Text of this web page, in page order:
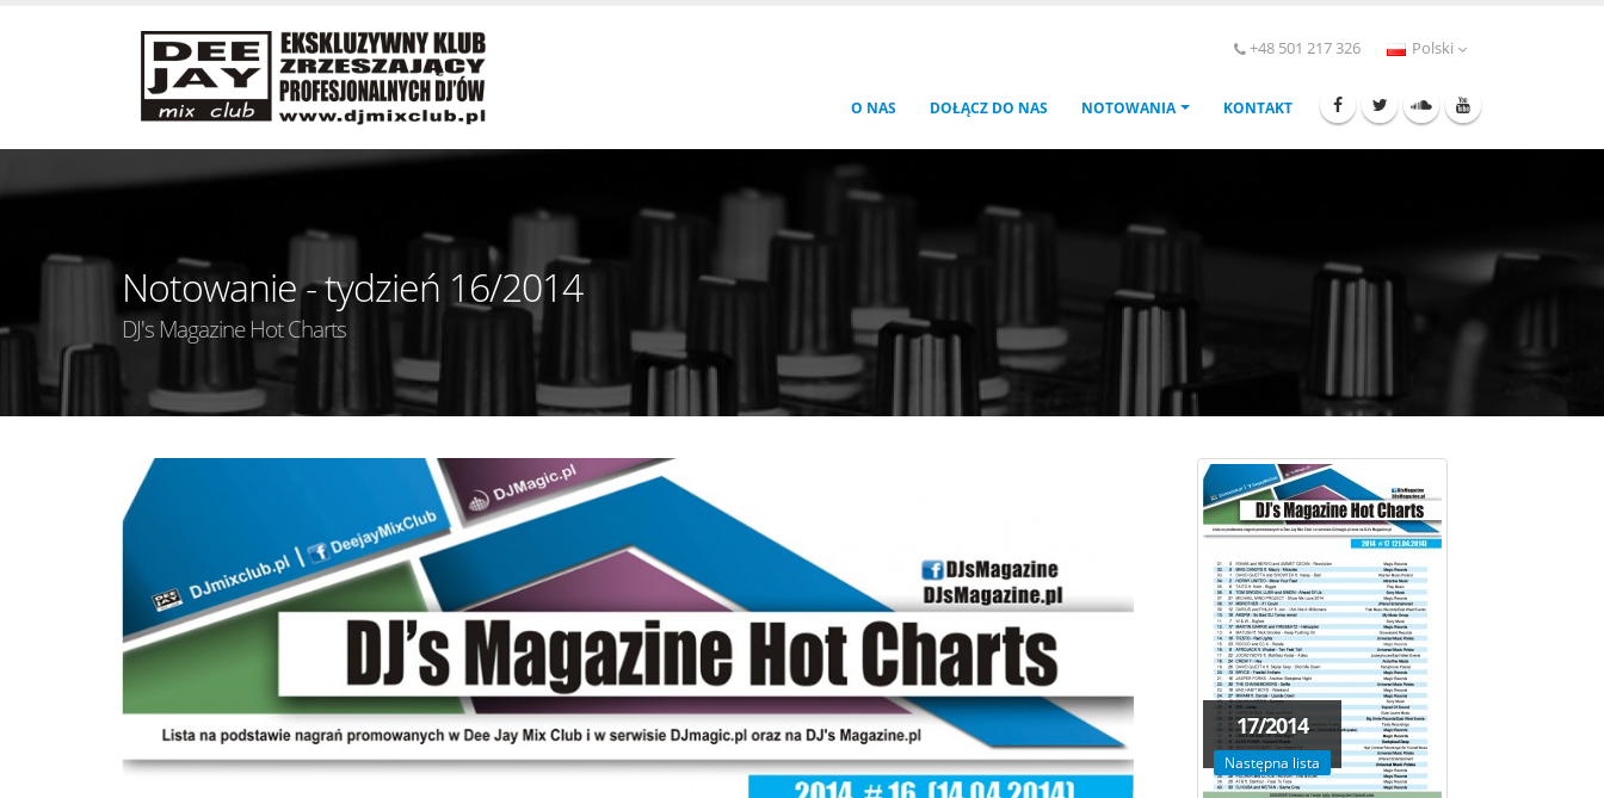
+48 501 217 326 Polski
O NAS DOŁĄCZ DO NAS NOTOWANIA KONTAKT
Notowanie - tydzień 16/2014
DJ's Magazine Hot Charts
17/2014
Następna lista